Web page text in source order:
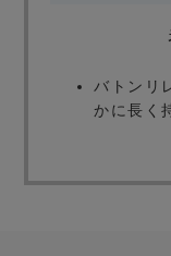
バトンリ
かに長く